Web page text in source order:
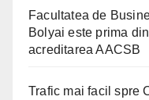
Facultatea de
Bolyai este prima
acreditarea AACSB
Trafic mai facil spre